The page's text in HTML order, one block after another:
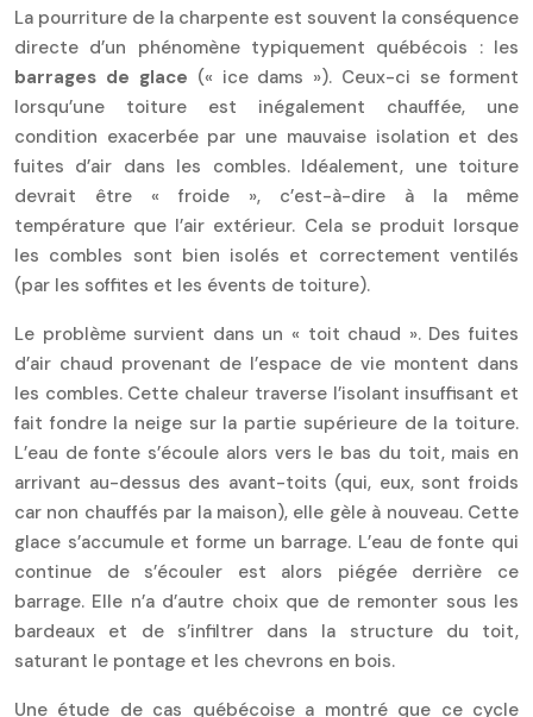
La pourriture de la charpente est souvent la conséquence
directe d’un phénomène typiquement québécois : les
barrages de glace (« ice dams »). Ceux-ci se forment
lorsqu’une toiture est inégalement chauffée, une
condition exacerbée par une mauvaise isolation et des
fuites d’air dans les combles. Idéalement, une toiture
devrait être « froide », c’est-à-dire à la même
température que l’air extérieur. Cela se produit lorsque
les combles sont bien isolés et correctement ventilés
(par les soffites et les évents de toiture).
Le problème survient dans un « toit chaud ». Des fuites
d’air chaud provenant de l’espace de vie montent dans
les combles. Cette chaleur traverse l’isolant insuffisant et
fait fondre la neige sur la partie supérieure de la toiture.
L’eau de fonte s’écoule alors vers le bas du toit, mais en
arrivant au-dessus des avant-toits (qui, eux, sont froids
car non chauffés par la maison), elle gèle à nouveau. Cette
glace s’accumule et forme un barrage. L’eau de fonte qui
continue de s’écouler est alors piégée derrière ce
barrage. Elle n’a d’autre choix que de remonter sous les
bardeaux et de s’infiltrer dans la structure du toit,
saturant le pontage et les chevrons en bois.
Une étude de cas québécoise a montré que ce cycle